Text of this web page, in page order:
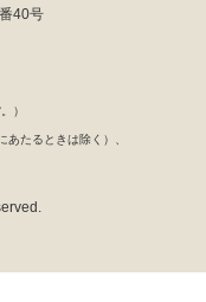
40号
）
あたるときは除く）、